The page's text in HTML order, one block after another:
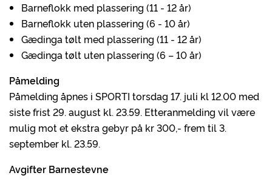
Barneflokk med plassering (11 - 12 år)
Barneflokk uten plassering (6 - 10 år)
Gædinga tølt med plassering (11 - 12 år)
Gædinga tølt uten plassering (6 – 10 år)
Påmelding
Påmelding åpnes i SPORTI torsdag 17. juli kl 12.00 med
siste frist 29. august kl. 23.59. Etteranmelding vil være
mulig mot et ekstra gebyr på kr 300,- frem til 3.
september kl. 23.59.
Avgifter Barnestevne